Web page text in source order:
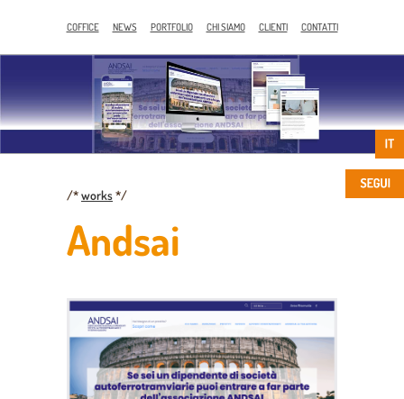
COFFICE NEWS PORTFOLIO CHI SIAMO CLIENTI CONTATTI
/*works*/
Andsai